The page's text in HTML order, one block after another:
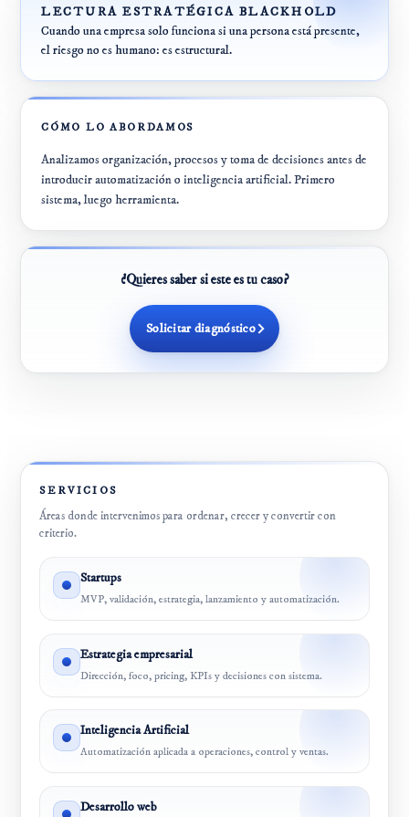
LECTURA ESTRATÉGICA BLACKHOLD
Cuando una empresa solo funciona si una persona está presente,
el riesgo no es humano: es estructural.
CÓMO LO ABORDAMOS
Analizamos organización, procesos y toma de decisiones antes de
introducir automatización o inteligencia artificial. Primero
sistema, luego herramienta.
¿Quieres saber si este es tu caso?
Solicitar diagnóstico
SERVICIOS
Áreas donde intervenimos para ordenar, crecer y convertir con
criterio.
Startups
MVP, validación, estrategia, lanzamiento y automatización.
Estrategia empresarial
Dirección, foco, pricing, KPIs y decisiones con sistema.
Inteligencia Artificial
Automatización aplicada a operaciones, control y ventas.
Desarrollo web